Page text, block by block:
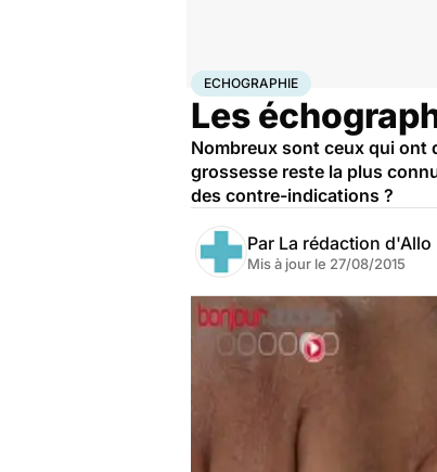
AccueilFamilleGrossesse
ECHOGRAPHIE
Les
Nombreux sont ceux qui ont
grossesse reste la plus
des contre-indications ?
Par La rédaction d'Allo
Mis à jour le 27/08/2015